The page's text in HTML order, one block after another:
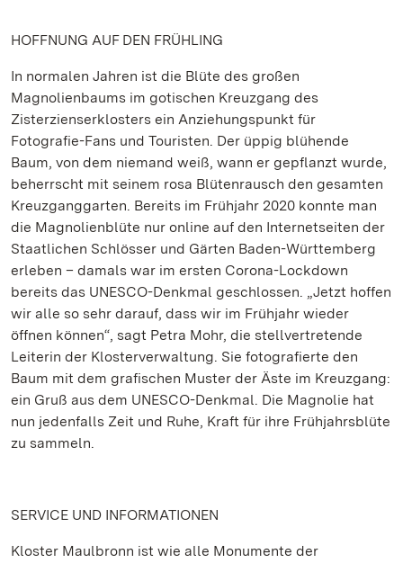
HOFFNUNG AUF DEN FRÜHLING
In normalen Jahren ist die Blüte des großen
Magnolienbaums im gotischen Kreuzgang des
Zisterzienserklosters ein Anziehungspunkt für
Fotografie-Fans und Touristen. Der üppig blühende
Baum, von dem niemand weiß, wann er gepflanzt wurde,
beherrscht mit seinem rosa Blütenrausch den gesamten
Kreuzganggarten. Bereits im Frühjahr 2020 konnte man
die Magnolienblüte nur online auf den Internetseiten der
Staatlichen Schlösser und Gärten Baden-Württemberg
erleben – damals war im ersten Corona-Lockdown
bereits das UNESCO-Denkmal geschlossen. „Jetzt hoffen
wir alle so sehr darauf, dass wir im Frühjahr wieder
öffnen können“, sagt Petra Mohr, die stellvertretende
Leiterin der Klosterverwaltung. Sie fotografierte den
Baum mit dem grafischen Muster der Äste im Kreuzgang:
ein Gruß aus dem UNESCO-Denkmal. Die Magnolie hat
nun jedenfalls Zeit und Ruhe, Kraft für ihre Frühjahrsblüte
zu sammeln.
SERVICE UND INFORMATIONEN
Kloster Maulbronn ist wie alle Monumente der